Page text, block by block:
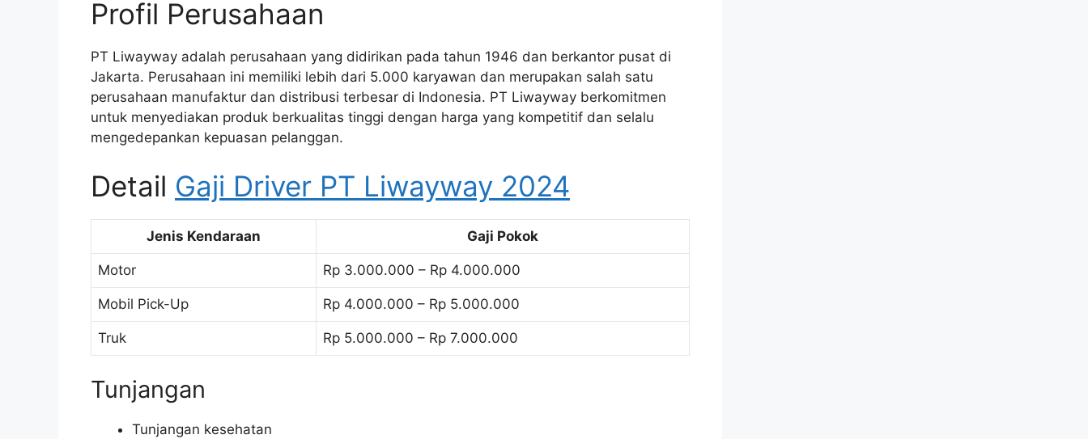
Profil Perusahaan
PT Liwayway adalah perusahaan yang didirikan pada tahun 1946 dan berkantor pusat di
Jakarta. Perusahaan ini memiliki lebih dari 5.000 karyawan dan merupakan salah satu
perusahaan manufaktur dan distribusi terbesar di Indonesia. PT Liwayway berkomitmen
untuk menyediakan produk berkualitas tinggi dengan harga yang kompetitif dan selalu
mengedepankan kepuasan pelanggan.
Detail Gaji Driver PT Liwayway 2024
Jenis Kendaraan Gaji Pokok
Motor Rp 3.000.000 – Rp 4.000.000
Mobil Pick-Up Rp 4.000.000 – Rp 5.000.000
Truk Rp 5.000.000 – Rp 7.000.000
Tunjangan
Tunjangan kesehatan